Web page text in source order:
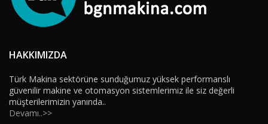
HAKKIMIZDA
Türk Makina sektörüne sunduğumuz yüksek performanslı
güvenilir makine ve otomasyon sistemlerimiz ile siz değerli
müşterilerimizin yanında..
Devamı..>>